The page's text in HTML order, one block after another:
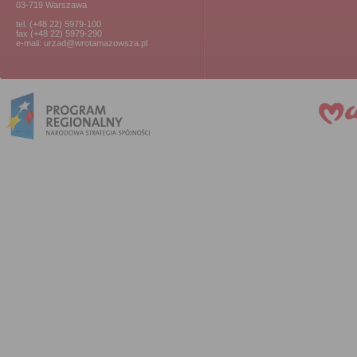
03-719 Warszawa
tel. (+48 22) 5979-100
fax (+48 22) 5979-290
e-mail: urzad@wrotamazowsza.pl